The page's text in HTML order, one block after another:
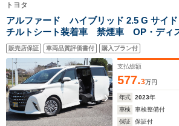
トヨタ
アルファード ハイブリッド 2.5 G サイ
チルトシート装着車 禁煙車 OP・ディ
オプラス セーフティセンス BSM/
自動 Pバックドア コンビシート 3眼
外ドラレコ前後
販売店保証 車両品質評価書付 購入プラン付
支払総額
577.3万円
年式 2023年
車検
車検整備付
保証
保証付